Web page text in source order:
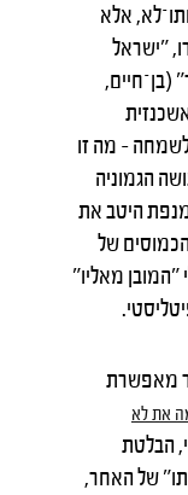
אלא
"ישראל
(בן־חיים,
– מה זו
הגמוניה
היטב את
של
מאליו"
מאפשרת
אתלא
הבלטת
של האחר,